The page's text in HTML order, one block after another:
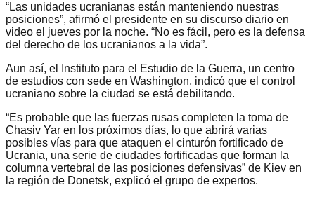
“Las unidades ucranianas están manteniendo nuestras
posiciones”, afirmó el presidente en su discurso diario en
video el jueves por la noche. “No es fácil, pero es la defensa
del derecho de los ucranianos a la vida”.
Aun así, el Instituto para el Estudio de la Guerra, un centro
de estudios con sede en Washington, indicó que el control
ucraniano sobre la ciudad se está debilitando.
“Es probable que las fuerzas rusas completen la toma de
Chasiv Yar en los próximos días, lo que abrirá varias
posibles vías para que ataquen el cinturón fortificado de
Ucrania, una serie de ciudades fortificadas que forman la
columna vertebral de las posiciones defensivas” de Kiev en
la región de Donetsk, explicó el grupo de expertos.